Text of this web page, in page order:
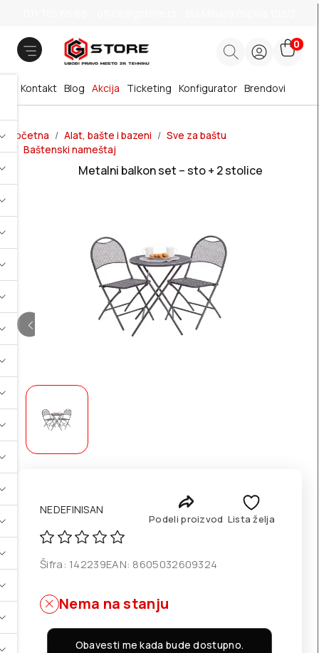
0
Brendovi
Blog Akcija
Kontakt Ticketing Konfigurator
Početna Alat, bašte i bazeni
Sve za baštu
Baštenski nameštaj
Metalni balkon set – sto + 2 stolice
NEDEFINISAN
Podeli proizvod Lista želja
Šifra: 142239EAN: 8605032609324
Nema na stanju
Obavesti me kada bude dostupno.